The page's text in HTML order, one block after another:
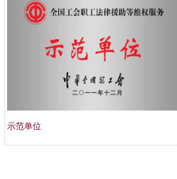
示范单位